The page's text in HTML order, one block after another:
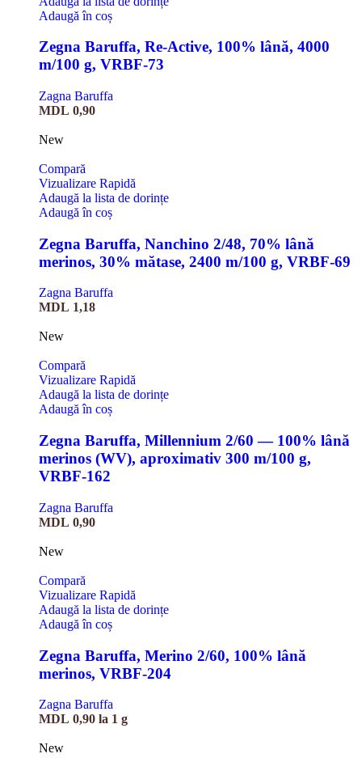
Adaugă în coș
Zegna Baruffa, Re-Active, 100% lână, 4000
m/100 g, VRBF-73
Zagna Baruffa
MDL 0,90
New
Compară
Vizualizare Rapidă
Adaugă la lista de dorințe
Adaugă în coș
Zegna Baruffa, Nanchino 2/48, 70% lână
merinos, 30% mătase, 2400 m/100 g, VRBF-69
Zagna Baruffa
MDL 1,18
New
Compară
Vizualizare Rapidă
Adaugă la lista de dorințe
Adaugă în coș
Zegna Baruffa, Millennium 2/60 — 100% lână
merinos (WV), aproximativ 300 m/100 g,
VRBF-162
Zagna Baruffa
MDL 0,90
New
Compară
Vizualizare Rapidă
Adaugă la lista de dorințe
Adaugă în coș
Zegna Baruffa, Merino 2/60, 100% lână
merinos, VRBF-204
Zagna Baruffa
MDL 0,90 la 1 g
New